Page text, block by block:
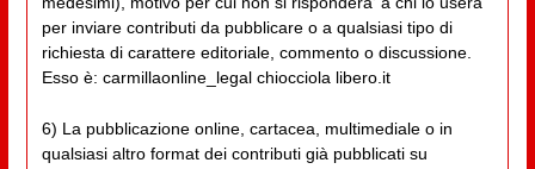
per inviare contributi da pubblicare o a qualsiasi tipo di
richiesta di carattere editoriale, commento o discussione.
Esso è: carmillaonline_legal chiocciola libero.it
6) La pubblicazione online, cartacea, multimediale o in
qualsiasi altro format dei contributi già pubblicati su